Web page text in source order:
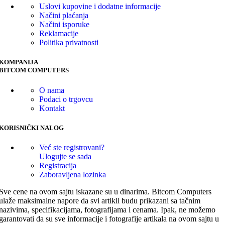
Uslovi kupovine i dodatne informacije
Načini plaćanja
Načini isporuke
Reklamacije
Politika privatnosti
COMPUTERS
O nama
Podaci o trgovcu
Kontakt
NALOG
Već ste registrovani?
Ulogujte se sada
Registracija
Zaboravljena lozinka
cene na ovom sajtu iskazane su u dinarima. Bitcom Computers
maksimalne napore da svi artikli budu prikazani sa tačnim
specifikacijama, fotografijama i cenama. Ipak, ne možemo
da su sve informacije i fotografije artikala na ovom sajtu u